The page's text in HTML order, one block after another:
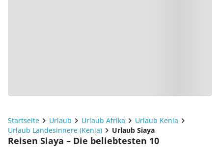
Startseite Urlaub Urlaub Afrika
Urlaub Kenia
Urlaub Landesinnere (Kenia)
Urlaub Siaya
Reisen Siaya – Die beliebtesten 10